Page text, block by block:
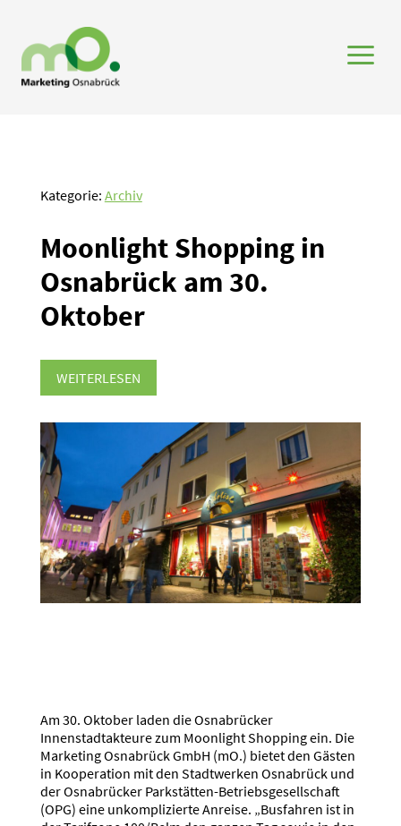
a
Kategorie: Archiv
Moonlight Shopping in
Osnabrück am 30.
Oktober
WEITERLESEN
Am 30. Oktober laden die Osnabrücker
Innenstadtakteure zum Moonlight Shopping ein. Die
Marketing Osnabrück GmbH (mO.) bietet den Gästen
in Kooperation mit den Stadtwerken Osnabrück und
der Osnabrücker Parkstätten-Betriebsgesellschaft
(OPG) eine unkomplizierte Anreise. „Busfahren ist in